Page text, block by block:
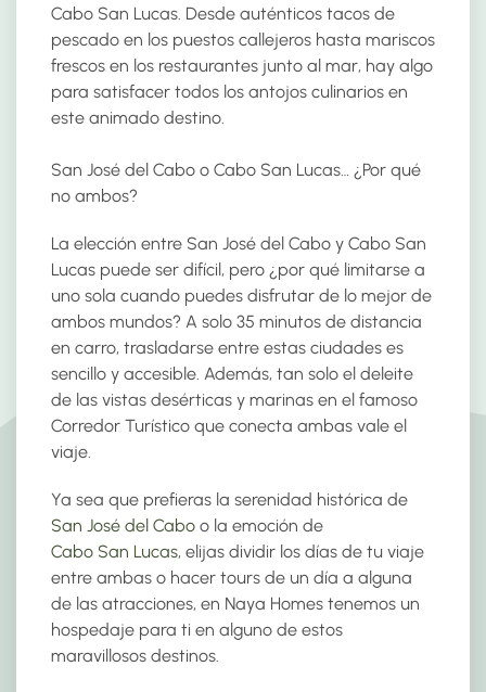
Cabo San Lucas. Desde auténticos tacos de
pescado en los puestos callejeros hasta mariscos
frescos en los restaurantes junto al mar, hay algo
para satisfacer todos los antojos culinarios en
este animado destino.
San José del Cabo o Cabo San Lucas… ¿Por qué
no ambos?
La elección entre San José del Cabo y Cabo San
Lucas puede ser difícil, pero ¿por qué limitarse a
uno sola cuando puedes disfrutar de lo mejor de
ambos mundos? A solo 35 minutos de distancia
en carro, trasladarse entre estas ciudades es
sencillo y accesible. Además, tan solo el deleite
de las vistas desérticas y marinas en el famoso
Corredor Turístico que conecta ambas vale el
viaje.
Ya sea que prefieras la serenidad histórica de
San José del Cabo o la emoción de
Cabo San Lucas, elijas dividir los días de tu viaje
entre ambas o hacer tours de un día a alguna
de las atracciones, en Naya Homes tenemos un
hospedaje para ti en alguno de estos
maravillosos destinos.